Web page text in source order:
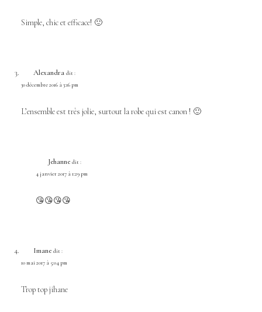
Simple, chic et efficace! 🙂
Alexandra dit :
30 décembre 2016 à 3:16 pm
L’ensemble est très jolie, surtout la robe qui est canon ! 🙂
Jehanne dit :
4 janvier 2017 à 1:29 pm
😘😘😘😘
Imane dit :
10 mai 2017 à 5:04 pm
Trop top jihane